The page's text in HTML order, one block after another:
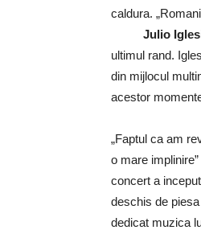
caldura.
Julio
ultimul rand.
din mijlocul
acestor
„Faptul ca am
o mare
concert a
deschis de
dedicat muzica